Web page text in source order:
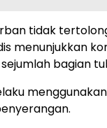
tidak
menunjukkan
bagian